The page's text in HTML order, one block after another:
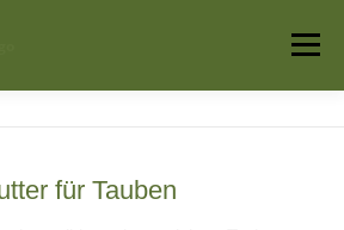
Menü
für Tauben